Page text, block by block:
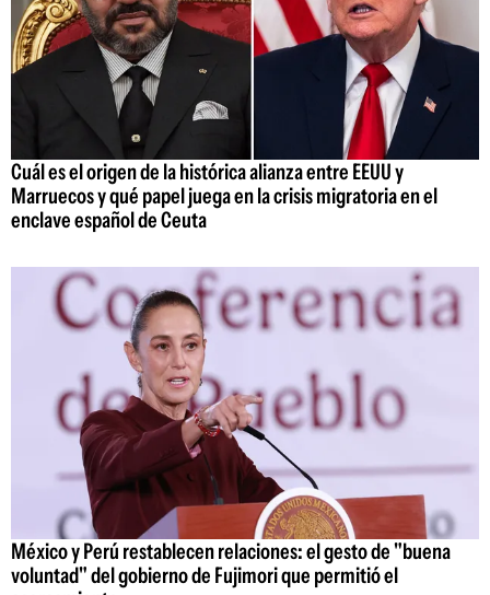
Cuál es el origen de la histórica alianza entre EEUU y
Marruecos y qué papel juega en la crisis migratoria en el
enclave español de Ceuta
México y Perú restablecen relaciones: el gesto de "buena
voluntad" del gobierno de Fujimori que permitió el